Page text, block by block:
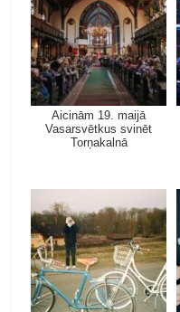
Aicinām 19. maijā
Vasarsvētkus svinēt
Torņakalnā